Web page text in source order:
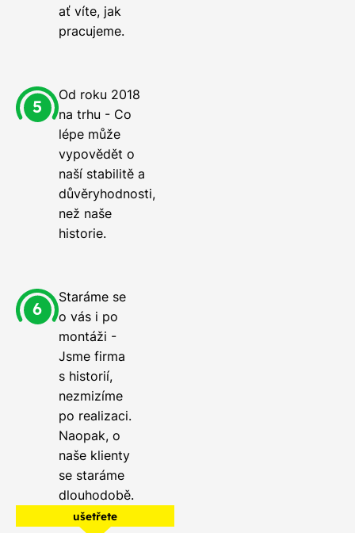
ať víte, jak
pracujeme.
Od roku 2018
na trhu - Co
lépe může
vypovědět o
naší stabilitě a
důvěryhodnosti,
než naše
historie.
Staráme se
o vás i po
montáži -
Jsme firma
s historií,
nezmizíme
po realizaci.
Naopak, o
naše klienty
se staráme
dlouhodobě.
ušetřete